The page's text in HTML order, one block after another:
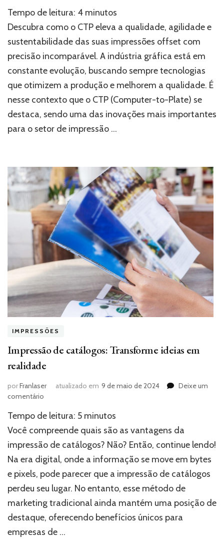
a
tecnologia
para
impressões
offset
qualidade
superior
Tempo de leitura: 4 minutos
Descubra como o CTP eleva a qualidade, agilidade e
sustentabilidade das suas impressões offset com
precisão incomparável. A indústria gráfica está em
constante evolução, buscando sempre tecnologias
que otimizem a produção e melhorem a qualidade. É
nesse contexto que o CTP (Computer-to-Plate) se
destaca, sendo uma das inovações mais importantes
para o setor de impressão …
IMPRESSÕES
Impressão de catálogos: Transforme ideias em
realidade
porFranlaser atualizado em 9 de maio de 2024
Deixe um
comentário
de
catálogos:
Transforme
ideias
em
realidade
Tempo de leitura: 5 minutos
Você compreende quais são as vantagens da
impressão de catálogos? Não? Então, continue lendo!
Na era digital, onde a informação se move em bytes
e pixels, pode parecer que a impressão de catálogos
perdeu seu lugar. No entanto, esse método de
marketing tradicional ainda mantém uma posição de
destaque, oferecendo benefícios únicos para
empresas de …